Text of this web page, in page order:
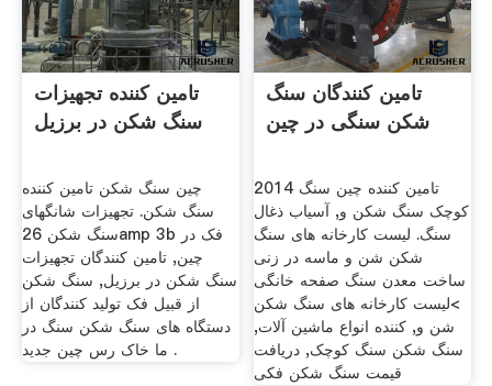
تامین کننده تجهیزات
سنگ شکن در برزیل
چین سنگ شکن تامین کننده
سنگ شکن. تجهیزات شانگهای
سنگ شکن 26amp 3b فک در
چین, تامین کنندگان تجهیزات
سنگ شکن در برزیل, سنگ شکن
از قبیل فک تولید کنندگان از
دستگاه های سنگ شکن سنگ در
ما خاک رس چین جدید .
تامین کنندگان سنگ
شکن سنگی در چین
2014 تامین کننده چین سنگ
کوچک سنگ شکن و, آسیاب ذغال
سنگ. لیست کارخانه های سنگ
شکن شن و ماسه در زنی
ساخت معدن سنگ صفحه خانگی
>لیست کارخانه های سنگ شکن
شن و, کننده انواع ماشین آلات,
سنگ شکن سنگ کوچک, دریافت
قیمت سنگ شکن فکی